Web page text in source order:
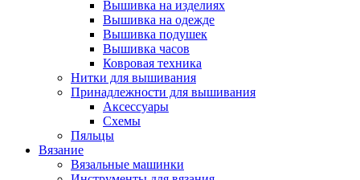
Вышивка на изделиях
Вышивка на одежде
Вышивка подушек
Вышивка часов
Ковровая техника
Нитки для вышивания
Принадлежности для вышивания
Аксессуары
Схемы
Пяльцы
Вязание
Вязальные машинки